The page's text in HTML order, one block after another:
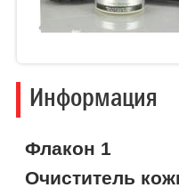
Информация
Флакон 1
Очиститель